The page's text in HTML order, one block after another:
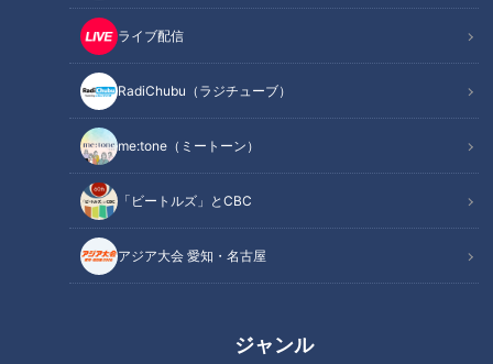
ライブ配信
RadiChubu（ラジチューブ）
me:tone（ミートーン）
「ビートルズ」とCBC
アジア大会 愛知・名古屋
ジャンル
友廣アナの自転車旅｜愛知・蒲郡市へ！三河湾ぐる
っと125kmの自転車旅！【チャント！特集】
コスプレサミット、ワクワクさん、アジア大会楽
曲…愛知県の話題あれこれ
【全力！なにわ実験部～ナゴヤのギモン、ガチ検証
～】にんじんプリン
～】しらたきで作った豚バラミンチの油そば